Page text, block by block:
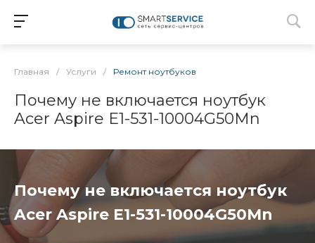
Главная / Услуги / Ремонт ноутбуков
Почему не включается ноутбук
Acer Aspire E1-531-10004G50Mn
Почему не включается ноутбук
Acer Aspire E1-531-10004G50Mn